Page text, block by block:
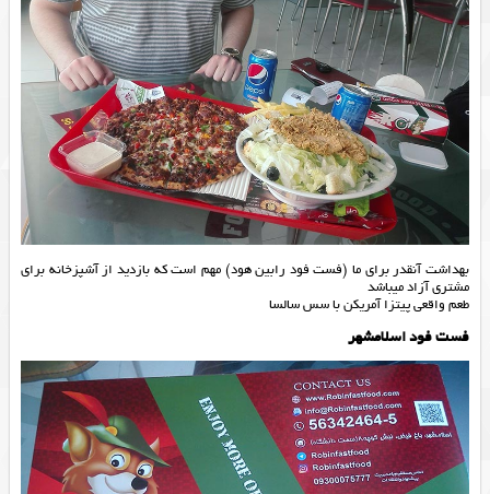
بهداشت آنقدر برای ما (فست فود رابین هود) مهم است که بازدید از آشپزخانه برای
مشتری آزاد میباشد
طعم واقعی پیتزا آمریکن با سس سالسا
فست فود اسلامشهر